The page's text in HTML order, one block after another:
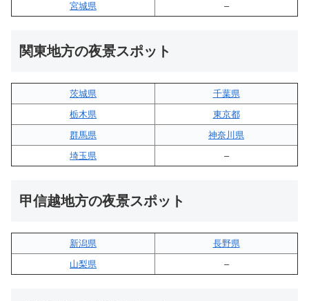
宮城県
–
関東地方の夜景スポット
茨城県
千葉県
栃木県
東京都
群馬県
神奈川県
埼玉県
–
甲信越地方の夜景スポット
新潟県
長野県
山梨県
–